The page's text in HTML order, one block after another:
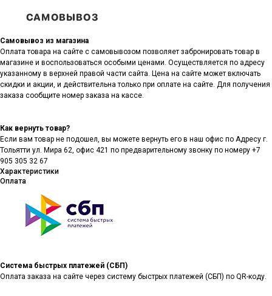
Самовывоз из магазина
Оплата товара на сайте с самовывозом позволяет забронировать товар в
магазине и воспользоваться особыми ценами. Осуществляется по адресу
указанному в верхней правой части сайта. Цена на сайте может включать
скидки и акции, и действительна только при оплате на сайте. Для получения
заказа сообщите номер заказа на кассе.
Как вернуть товар?
Если вам товар не подошел, вы можете вернуть его в наш офис по Адресу г.
Тольятти ул. Мира 62, офис 421 по предварительному звонку по номеру +7
905 305 32 67
Характеристики
Оплата
Система быстрых платежей (СБП)
Оплата заказа на сайте через систему быстрых платежей (СБП) по QR-коду.